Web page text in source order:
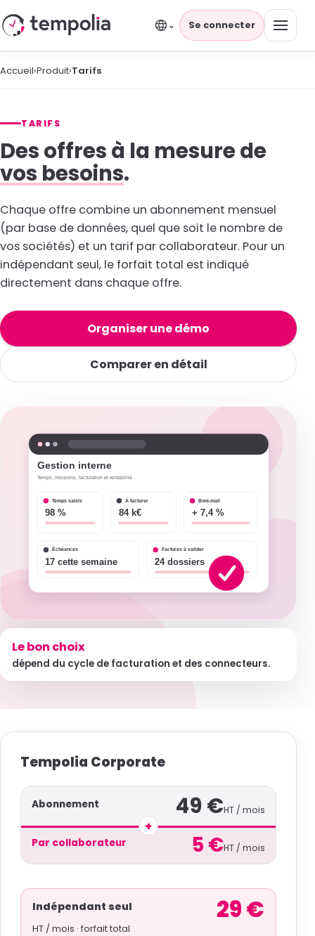
⌄ Se connecter
Accueil›Produit›Tarifs
TARIFS
Des offres à la mesure de
vos besoins.
Chaque offre combine un abonnement mensuel
(par base de données, quel que soit le nombre de
vos sociétés) et un tarif par collaborateur. Pour un
indépendant seul, le forfait total est indiqué
directement dans chaque offre.
Organiser une démo
Comparer en détail
Le bon choix
dépend du cycle de facturation et des connecteurs.
Tempolia Corporate
Abonnement 49 €HT / mois
+
Par collaborateur 5 €HT / mois
Indépendant seul 29 €
HT / mois · forfait total